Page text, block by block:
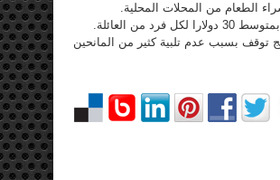
الطعام من المحلات المحلية.
فرد من العائلة.
توقف بسبب عدم تلبية كثير من المانحين